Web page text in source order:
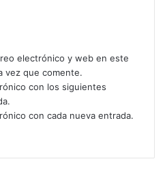
electrónico y web en este
vez que comente.
con los siguientes
con cada nueva entrada.